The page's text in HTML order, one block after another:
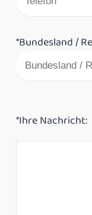
*Bundesland /
*Ihre Nachricht: